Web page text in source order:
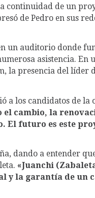
continuidad de un
de Pedro en sus
un auditorio donde
asistencia.
la presencia del líder
a los candidatos de la
el cambio, la
El futuro es este
dando a entender
«Juanchi
y la garantía de un